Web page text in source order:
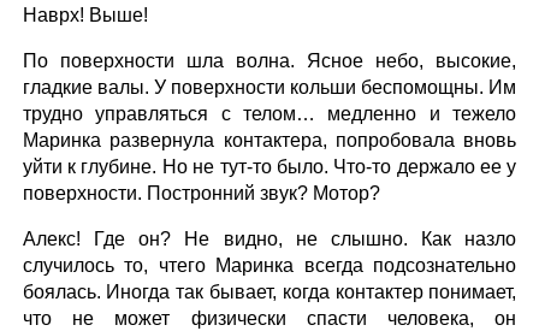
Наврх! Выше!
По поверхности шла волна. Ясное небо, высокие,
гладкие валы. У поверхности кольши беспомощны. Им
трудно управляться с телом… медленно и тежело
Маринка развернула контактера, попробовала вновь
уйти к глубине. Но не тут-то было. Что-то держало ее у
поверхности. Постронний звук? Мотор?
Алекс! Где он? Не видно, не слышно. Как назло
случилось то, чтего Маринка всегда подсознательно
боялась. Иногда так бывает, когда контактер понимает,
что не может физически спасти человека, он